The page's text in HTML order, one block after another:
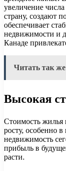
увеличение
страну, создают
обеспечивает
недвижимости и
Канаде
Читать так
Высокая
Стоимость жилья
росту, особенно
недвижимость
прибыль в
расти.